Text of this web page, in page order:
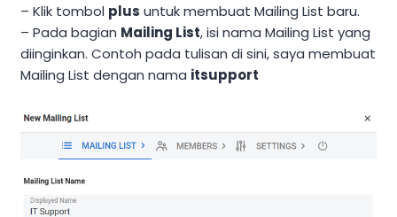
– Klik tombol plus untuk membuat Mailing List baru.
– Pada bagian Mailing List, isi nama Mailing List yang
diinginkan. Contoh pada tulisan di sini, saya membuat
Mailing List dengan nama itsupport